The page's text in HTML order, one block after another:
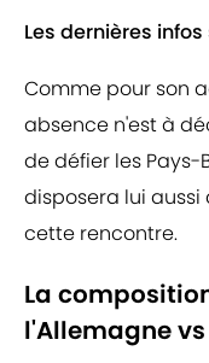
Les dernières
Comme pour son
absence n'est à
de défier les Pays-
disposera lui
cette rencontre.
La
l'Allemagne